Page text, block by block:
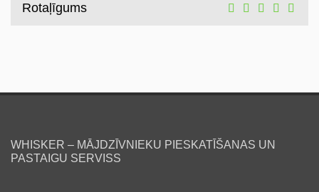
Rotaļīgums
WHISKER – MĀJDZĪVNIEKU PIESKATĪŠANAS UN
PASTAIGU SERVISS